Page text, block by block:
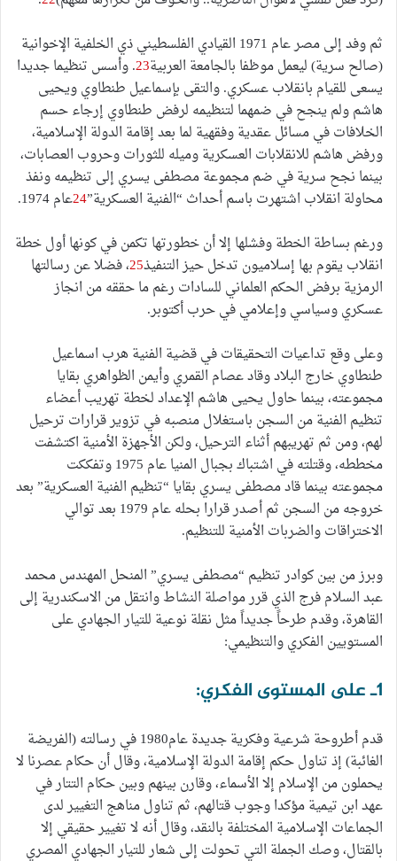
ثم وفد إلى مصر عام 1971 القيادي الفلسطيني ذي الخلفية الإخوانية
(صالح سرية) ليعمل موظفا بالجامعة العربية23. وأسس تنظيما جديدا
يسعى للقيام بانقلاب عسكري. والتقى بإسماعيل طنطاوي ويحيى
هاشم ولم ينجح في ضمهما لتنظيمه لرفض طنطاوي إرجاء حسم
الخلافات في مسائل عقدية وفقهية لما بعد إقامة الدولة الإسلامية،
ورفض هاشم للانقلابات العسكرية وميله للثورات وحروب العصابات،
بينما نجح سرية في ضم مجموعة مصطفى يسري إلى تنظيمه ونفذ
محاولة انقلاب اشتهرت باسم أحداث “الفنية العسكرية”24عام 1974.
ورغم بساطة الخطة وفشلها إلا أن خطورتها تكمن في كونها أول خطة
انقلاب يقوم بها إسلاميون تدخل حيز التنفيذ25، فضلا عن رسالتها
الرمزية برفض الحكم العلماني للسادات رغم ما حققه من انجاز
عسكري وسياسي وإعلامي في حرب أكتوبر.
وعلى وقع تداعيات التحقيقات في قضية الفنية هرب اسماعيل
طنطاوي خارج البلاد وقاد عصام القمري وأيمن الظواهري بقايا
مجموعته، بينما حاول يحيى هاشم الإعداد لخطة تهريب أعضاء
تنظيم الفنية من السجن باستغلال منصبه في تزوير قرارات ترحيل
لهم، ومن ثم تهريبهم أثناء الترحيل، ولكن الأجهزة الأمنية اكتشفت
مخططه، وقتلته في اشتباك بجبال المنيا عام 1975 وتفككت
مجموعته بينما قاد مصطفى يسري بقايا “تنظيم الفنية العسكرية” بعد
خروجه من السجن ثم أصدر قرارا بحله عام 1979 بعد توالي
الاختراقات والضربات الأمنية للتنظيم.
وبرز من بين كوادر تنظيم “مصطفى يسري” المنحل المهندس محمد
عبد السلام فرج الذي قرر مواصلة النشاط وانتقل من الاسكندرية إلى
القاهرة، وقدم طرحاً جديداً مثل نقلة نوعية للتيار الجهادي على
المستويين الفكري والتنظيمي:
1ـ على المستوى الفكري:
قدم أطروحة شرعية وفكرية جديدة عام1980 في رسالته (الفريضة
الغائبة) إذ تناول حكم إقامة الدولة الإسلامية، وقال أن حكام عصرنا لا
يحملون من الإسلام إلا الأسماء، وقارن بينهم وبين حكام التتار في
عهد ابن تيمية مؤكدا وجوب قتالهم، ثم تناول مناهج التغيير لدى
الجماعات الإسلامية المختلفة بالنقد، وقال أنه لا تغيير حقيقي إلا
بالقتال، وصك الجملة التي تحولت إلى شعار للتيار الجهادي المصري